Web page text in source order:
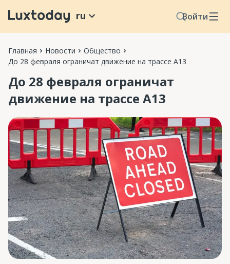
Войти
ru
Главная Новости
Общество
До 28 февраля ограничат движение на трассе А13
До 28 февраля ограничат
движение на трассе А13